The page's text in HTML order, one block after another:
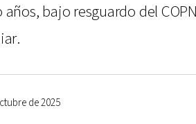
años, bajo resguardo del
de 2025